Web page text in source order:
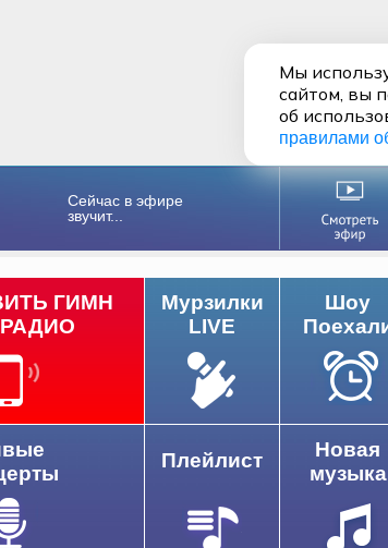
Сейчас в эфире
звучит...
ГИМН
Мурзилки
LIVE
Шоу
Плейлист
Новая
музыка
Мы
сайтом, вы
об
правилами